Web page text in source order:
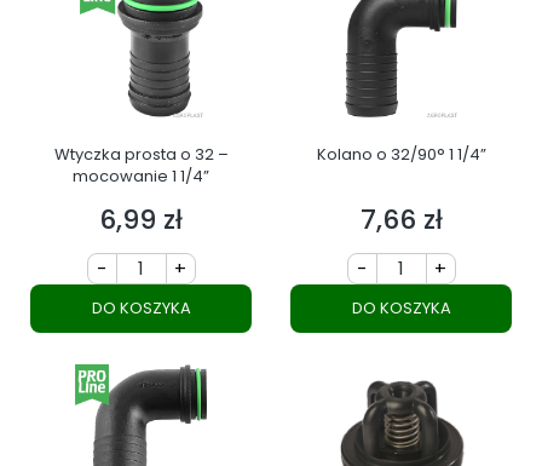
Wtyczka prosta o 32 –
mocowanie 1 1/4”
Cena
6,99 zł
- +
DO KOSZYKA
Kolano o 32/90° 1 1/4”
Cena
7,66 zł
- +
DO KOSZYKA